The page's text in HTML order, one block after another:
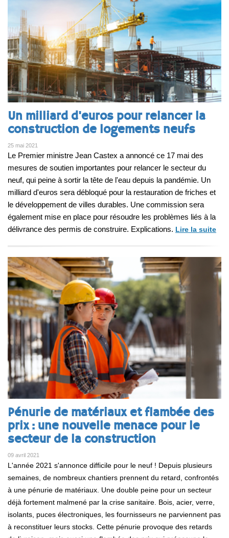
Un milliard d'euros pour relancer la
construction de logements neufs
25 mai 2021
Le Premier ministre Jean Castex a annoncé ce 17 mai des
mesures de soutien importantes pour relancer le secteur du
neuf, qui peine à sortir la tête de l'eau depuis la pandémie. Un
milliard d'euros sera débloqué pour la restauration de friches et
le développement de villes durables. Une commission sera
également mise en place pour résoudre les problèmes liés à la
délivrance des permis de construire. Explications. Lire la suite
Pénurie de matériaux et flambée des
prix : une nouvelle menace pour le
secteur de la construction
09 avril 2021
L'année 2021 s'annonce difficile pour le neuf ! Depuis plusieurs
semaines, de nombreux chantiers prennent du retard, confrontés
à une pénurie de matériaux. Une double peine pour un secteur
déjà fortement malmené par la crise sanitaire. Bois, acier, verre,
isolants, puces électroniques, les fournisseurs ne parviennent pas
à reconstituer leurs stocks. Cette pénurie provoque des retards